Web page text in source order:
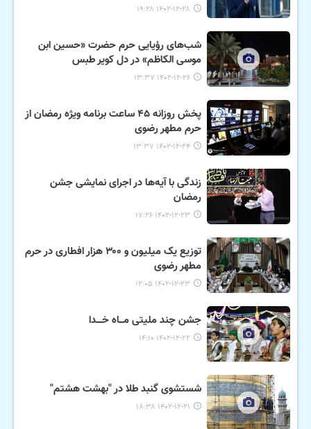
۱۴۰۲-۱۲-۲۸ ۱۹:۲۸
شب‌های رؤیایی حرم حضرت «حسین ابن
موسی الکاظم» در دل کویر طبس
۱۴۰۲-۱۲-۲۶ ۱۳:۳۷
پخش روزانه ۴۵ ساعت برنامه ویژه رمضان از
حرم مطهر رضوی
۱۴۰۲-۱۲-۲۴ ۱۳:۳۷
زندگی با آیه‌ها در اجرای نمایشی جشن
رمضان
۱۴۰۲-۱۲-۲۳ ۱۷:۲۶
توزیع یک میلیون و ۳۰۰ هزار افطاری در حرم
مطهر رضوی
۱۴۰۲-۱۲-۲۳ ۱۲:۰۵
جشن چند ملیتی مـــاه خــــدا
۱۴۰۲-۱۲-۲۲ ۱۴:۱۰
شستشوی گنبد طلا در "بهشت هشتم"
۱۴۰۲-۱۲-۲۱ ۱۸:۳۸